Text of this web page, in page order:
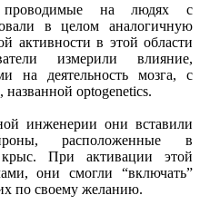
проводимые на людях с
в целом аналогичную
активности в этой области
измерили влияние,
на деятельность мозга, с
optogenetics.
инженерии они вставили
расположенные в
При активации этой
они смогли “включать”
по своему желанию.